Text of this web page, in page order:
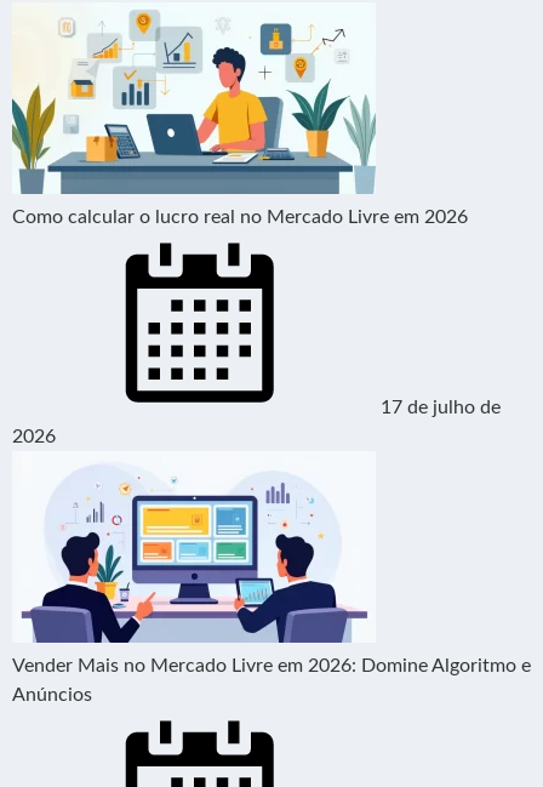
Como calcular o lucro real no Mercado Livre em 2026
17 de julho de
2026
Vender Mais no Mercado Livre em 2026: Domine Algoritmo e
Anúncios